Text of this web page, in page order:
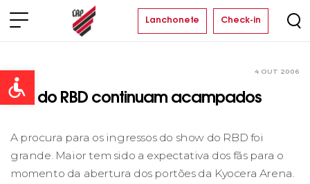
Open toolbar
Lanchonete Check-in
4 OUT 2006
Fãs do RBD continuam acampados
A procura para os ingressos do show do RBD foi
grande. Maior tem sido a expectativa dos fãs para o
momento da abertura dos portões da Kyocera Arena.